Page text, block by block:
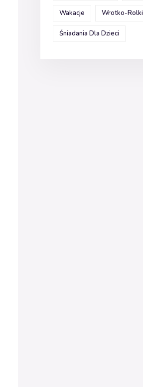
Wakacje Wrotko-Rolki
Śniadania Dla Dzieci